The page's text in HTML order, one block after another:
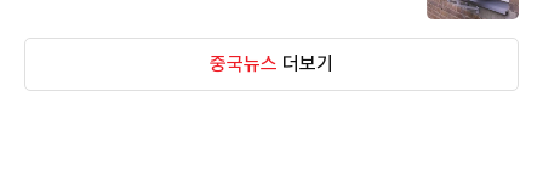
중국뉴스 더보기